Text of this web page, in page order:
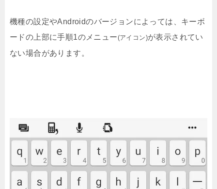
機種の設定やAndroidのバージョンによっては、キーボ
ードの上部に手順1のメニュー(アイコン)が表示されてい
ない場合があります。